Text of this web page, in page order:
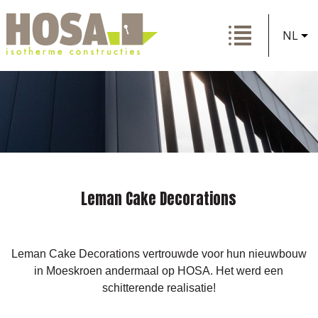
NL
Leman Cake Decorations
Leman Cake Decorations vertrouwde voor hun nieuwbouw
in Moeskroen andermaal op HOSA. Het werd een
schitterende realisatie!